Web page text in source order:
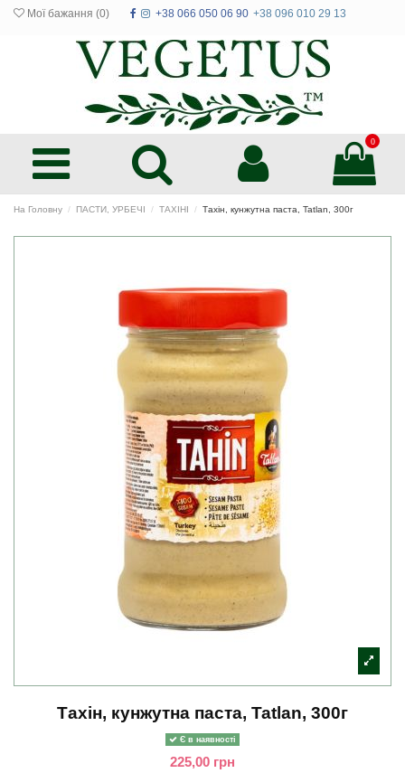
Мої бажання (0) +38 066 050 06 90 +38 096 010 29 13
0
На Головну ПАСТИ, УРБЕЧІ ТАХІНІ Тахін, кунжутна паста, Tatlan, 300г
Тахін, кунжутна паста, Tatlan, 300г
Є в наявності
225,00 грн